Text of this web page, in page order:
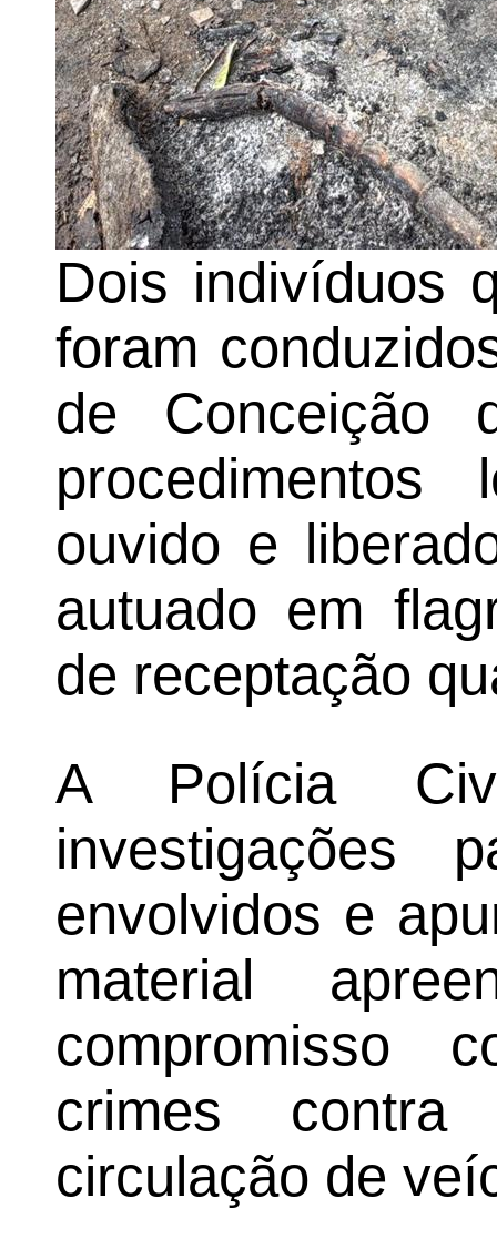
Dois indivíduos
foram
de Conceição
ouvido e
autuado em
de receptação
A Polícia
investigações
envolvidos e
material
compromisso
crimes
circulação de